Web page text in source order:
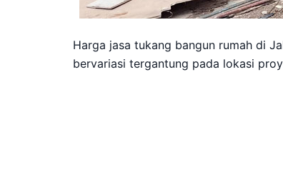
Harga jasa tukang bangun rumah di
bervariasi tergantung pada lokasi